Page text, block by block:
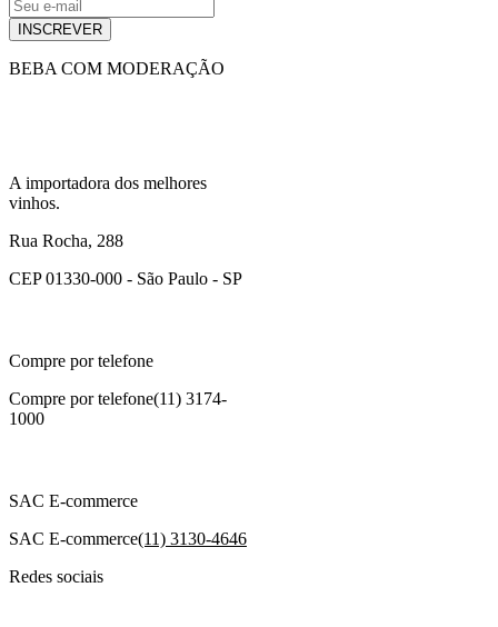
INSCREVER
BEBA COM MODERAÇÃO
A importadora dos melhores
vinhos.
Rua Rocha, 288
CEP 01330-000 - São Paulo - SP
Compre por telefone
Compre por telefone(11) 3174-
1000
SAC E-commerce
SAC E-commerce(11) 3130-4646
Redes sociais